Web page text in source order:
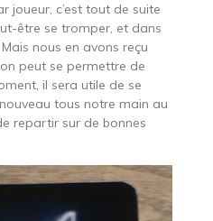
joueur, c’est tout de suite
être se tromper, et dans
nous en avons reçu
peut se permettre de
il sera utile de se
tous notre main au
repartir sur de bonnes